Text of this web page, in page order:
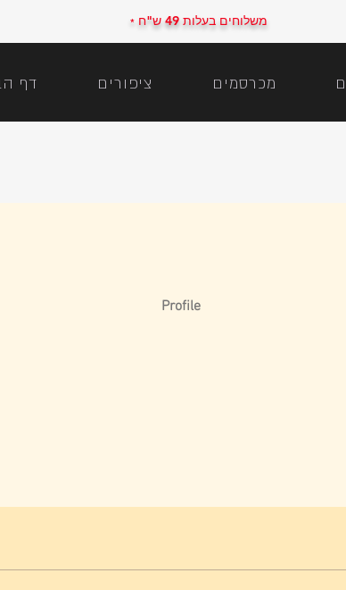
* משלוחים בעלות 49 ש"ח
דף ציפורים מכרסמים
Profile